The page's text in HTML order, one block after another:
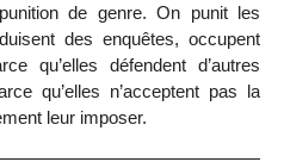
de genre. On punit les
des enquêtes, occupent
qu’elles défendent d’autres
qu’elles n’acceptent pas la
leur imposer.